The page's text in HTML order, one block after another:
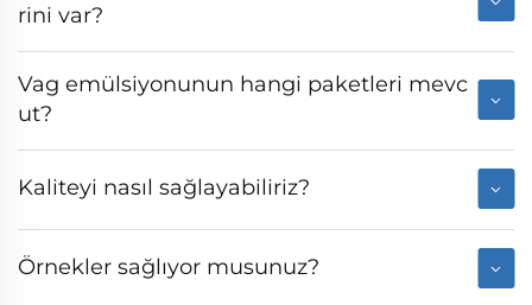
rini var?
Vag emülsiyonunun hangi paketleri mevc
ut?
Kaliteyi nasıl sağlayabiliriz?
Örnekler sağlıyor musunuz?